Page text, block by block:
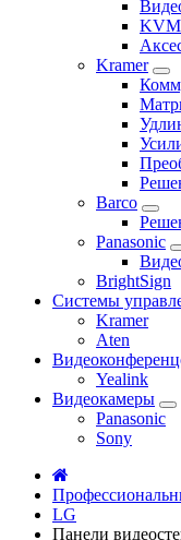
KVM
Kramer
Barco
Panasonic
BrightSign
Системы
Kramer
Aten
Yealink
Видеокамеры
Panasonic
Sony
LG
Панели